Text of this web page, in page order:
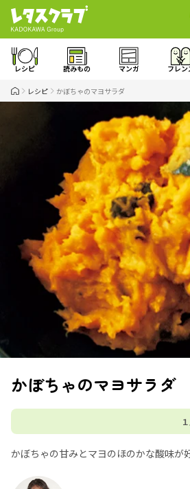
レシピ 読みもの マンガ フレン
レシピ かぼちゃのマヨサラダ
かぼちゃのマヨサラダ
かぼちゃの甘みとマヨのほのかな酸味が